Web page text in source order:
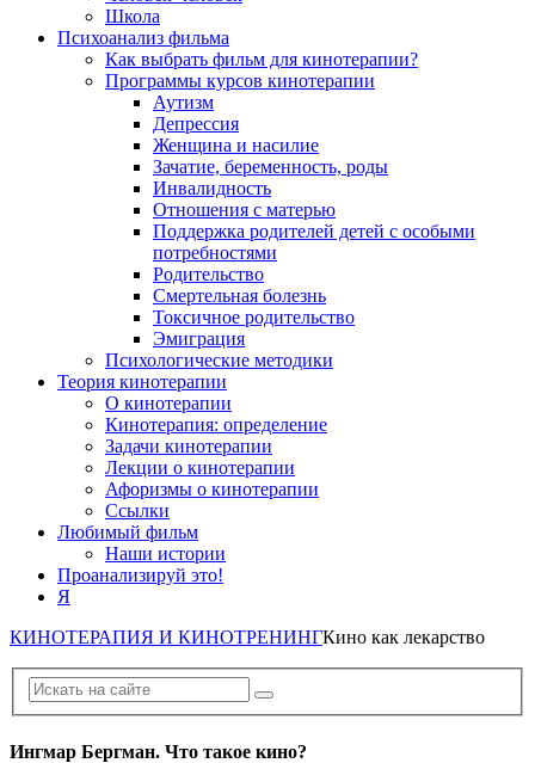
Школа
Психоанализ фильма
Как выбрать фильм для кинотерапии?
Программы курсов кинотерапии
Аутизм
Депрессия
Женщина и насилие
Зачатие, беременность, роды
Инвалидность
Отношения с матерью
Поддержка родителей детей с особыми
потребностями
Родительство
Смертельная болезнь
Токсичное родительство
Эмиграция
Психологические методики
Теория кинотерапии
О кинотерапии
Кинотерапия: определение
Задачи кинотерапии
Лекции о кинотерапии
Афоризмы о кинотерапии
Ссылки
Любимый фильм
Наши истории
Проанализируй это!
Я
КИНОТЕРАПИЯ И КИНОТРЕНИНГКино как лекарство
Ингмар Бергман. Что такое кино?